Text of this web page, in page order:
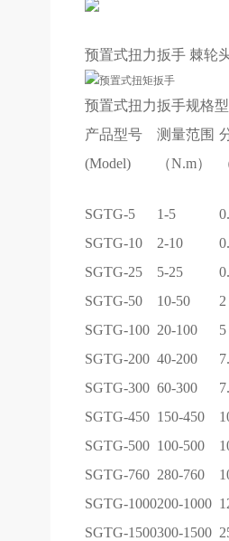
预置式扭力扳手 棘轮
预置式扭力扳手规格
产品型号
(Model)
测量范围
（N.m）
SGTG-5 1-5
SGTG-10
2-10
SGTG-25
5-25
SGTG-50
10-50
2
SGTG-100 20-100
5
SGTG-200 40-200
SGTG-300 60-300
SGTG-450 150-450
SGTG-500 100-500
SGTG-760 280-760
SGTG-1000200-1000
SGTG-1500300-1500